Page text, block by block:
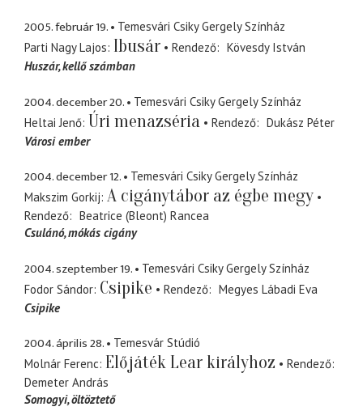
2005. február 19.
Temesvári Csiky Gergely Színház
Parti Nagy Lajos Ibusár Rendező
Kövesdy István
Huszár kellő számban
2004. december 20.
Temesvári Csiky Gergely Színház
Heltai Jenő Úri menazséria Rendező
Dukász Péter
Városi ember
2004. december 12.
Temesvári Csiky Gergely Színház
Makszim Gorkij A cigánytábor az égbe megy
Rendező
Beatrice (Bleont) Rancea
Csulánó mókás cigány
2004. szeptember 19.
Temesvári Csiky Gergely Színház
Fodor Sándor Csipike Rendező
Megyes Lábadi Eva
Csipike
2004. április 28.
Temesvár Stúdió
Molnár Ferenc Előjáték Lear királyhoz
Rendező
Demeter András
Somogyi öltöztető